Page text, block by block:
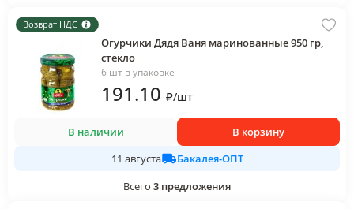
Возврат НДС
Огурчики Дядя Ваня маринованные 950 гр,
стекло
6 шт в упаковке
191.10 ₽/шт
В наличии
В корзину
11 августа
Бакалея-ОПТ
Всего 3 предложения